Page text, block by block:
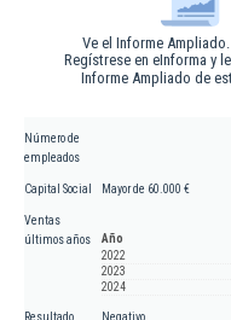
Ve el Informe
Regístrese en eInforma y
Informe Ampliado de
Número de
empleados
Capital Social Mayor de 60.000 €
Ventas
últimos años
Año
2022
2023
2024